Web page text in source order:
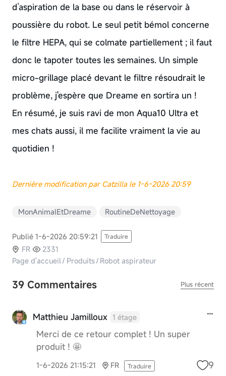
d’aspiration de la base ou dans le réservoir à
poussière du robot. Le seul petit bémol concerne
le filtre HEPA, qui se colmate partiellement ; il faut
donc le tapoter toutes les semaines. Un simple
micro-grillage placé devant le filtre résoudrait le
problème, j'espère que Dreame en sortira un !
En résumé, je suis ravi de mon Aqua10 Ultra et
mes chats aussi, il me facilite vraiment la vie au
quotidien !
Dernière modification par Catzilla le 1-6-2026 20:59
MonAnimalEtDreame RoutineDeNettoyage
Publié 1-6-2026 20:59:21 Traduire
FR
2331
Page d'accueil / Produits/ Robot aspirateur
39 Commentaires Plus récent
Matthieu Jamilloux 1 étage
Merci de ce retour complet ! Un super
produit ! 🤩
1-6-2026 21:15:21 FR Traduire 9